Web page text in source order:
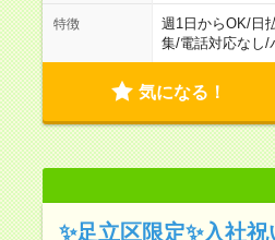
特徴 週1日からOK/日
集/電話対応なし/
気になる！
✨足立区限定✨入社